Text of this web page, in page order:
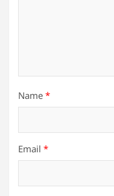
Name *
Email *